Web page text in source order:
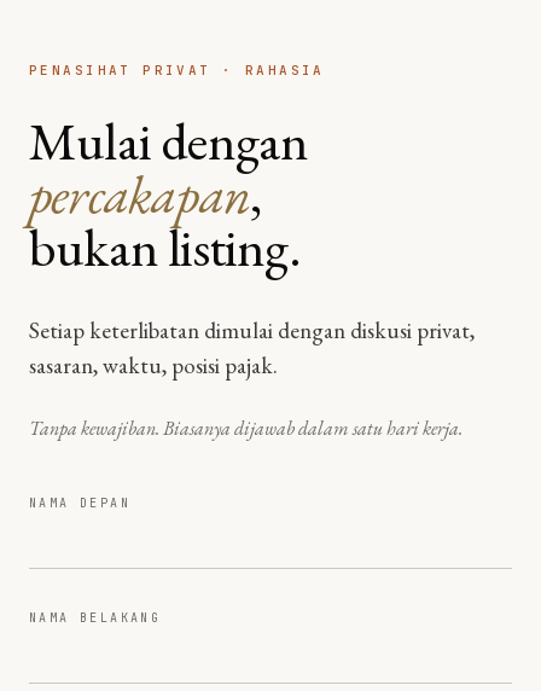
PENASIHAT PRIVAT · RAHASIA
Mulai dengan
percakapan,
bukan listing.
Setiap keterlibatan dimulai dengan diskusi privat,
sasaran, waktu, posisi pajak.
Tanpa kewajiban. Biasanya dijawab dalam satu hari kerja.
NAMA DEPAN
NAMA BELAKANG